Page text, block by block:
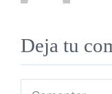
Deja tu